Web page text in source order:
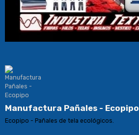
Manufactura Pañales - Ecopipo
Ecopipo - Pañales de tela ecológicos.